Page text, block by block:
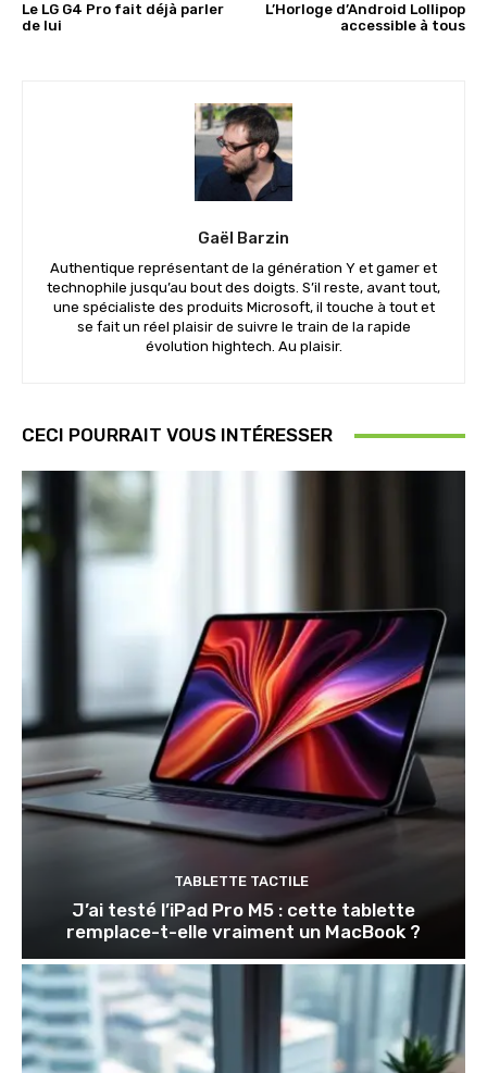
Le LG G4 Pro fait déjà parler
de lui
L’Horloge d’Android Lollipop
accessible à tous
Gaël Barzin
Authentique représentant de la génération Y et gamer et
technophile jusqu’au bout des doigts. S’il reste, avant tout,
une spécialiste des produits Microsoft, il touche à tout et
se fait un réel plaisir de suivre le train de la rapide
évolution hightech. Au plaisir.
CECI POURRAIT VOUS INTÉRESSER
TABLETTE TACTILE
J’ai testé l’iPad Pro M5 : cette tablette
remplace-t-elle vraiment un MacBook ?